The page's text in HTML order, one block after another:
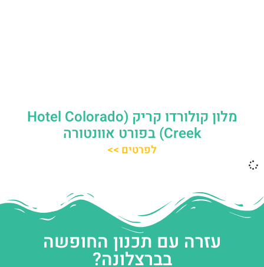
מלון קולורדו קריק (Hotel Colorado
Creek) בפורט אוונטורה
לפרטים >>
עזרה עם תכנון החופשה
בברצלונה?